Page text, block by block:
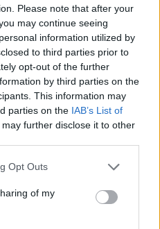
Please note that after your
may continue seeing
information utilized by
to third parties prior to
opt-out of the further
by third parties on the
This information may
parties on the IAB’s List of
may further disclose it to other
uses one or more Google
behaviour. You may click to
and its third-party tags to
purposes in below Google
Opt Outs
of my
di emozioni, sfide e
status di soap opera
italiano. Sei pronto
di questi